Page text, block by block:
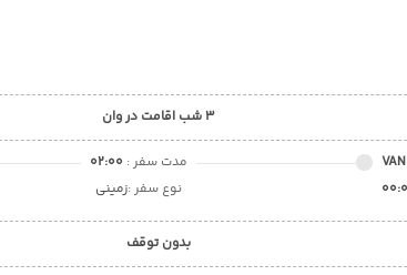
3 شب اقامت در وان
VAN
مدت سفر : 02:00
نوع سفر :زمینی
بدون توقف